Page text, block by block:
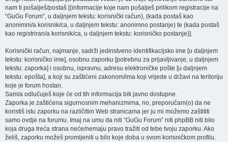
nam ti pošalješ/postaš [(informacije koje nam pošalješ prilikom registracije na
“GuGu Forum”, u daljnjem tekstu: korisnički račun), (kada postaš kao
anonimni/a korisnik/ca, u daljnjem tekstu: anonimno postanje) te (kada postaš
kao registriran/a korisnik/ca, u daljnjem tekstu: korisničko postanje)].
Korisnički račun, najmanje, sadrži jedinstveno identifikacijsko ime [u daljnjem
tekstu: korisničko ime], osobnu zaporku [potrebnu za prijavljivanje, u daljnjem
tekstu: zaporka] i osobnu, ispravnu, adresu elektroničke pošte [u daljnjem
tekstu: epošta], a koji su zaštićeni zakonom/ima koji vrijede u državi na teritoriju
koje je forum hostan.
Sam/a odlučuješ koje će od tih informacija biti javno dostupne.
Zaporka je zaštićena sigurnosnim mehanizmima, no, preporučam(o) da ne
koristiš istu zaporku na različitim Web stranicama jer ju mi možemo zaštititi
samo ovdje na forumu. Imaj na umu da niti “GuGu Forum” niti phpBB niti bilo
koja druga treća strana neće/nemaju pravo tražiti od tebe tvoju zaporku. Ako
želiš, zaporku možeš promijeniti u bilo koje doba u svom korisničkom profilu.